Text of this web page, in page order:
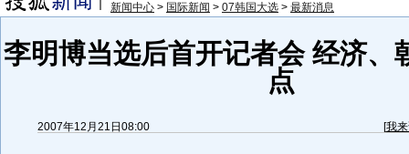
新闻中心 > 国际新闻 > 07韩国大选 > 最新消息
李明博当选后首开记者会 经济、
点
2007年12月21日08:00 [我